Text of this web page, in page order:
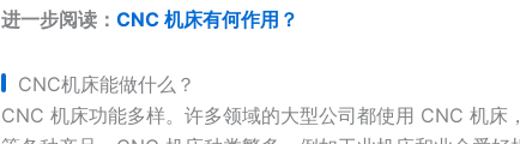
进一步阅读： CNC 机床有何作用？
CNC机床能做什么？
CNC 机床功能多样。许多领域的大型公司都使用 CNC 机